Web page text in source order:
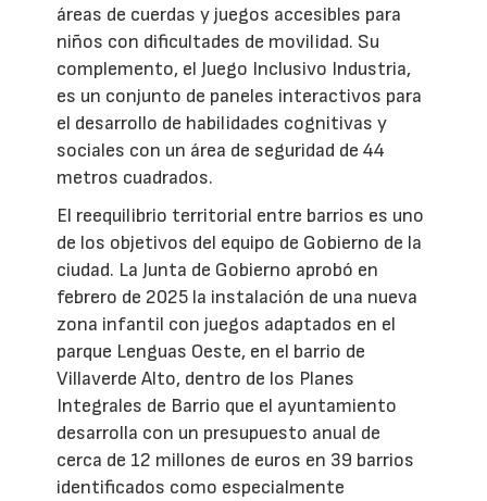
áreas de cuerdas y juegos accesibles para
niños con dificultades de movilidad. Su
complemento, el Juego Inclusivo Industria,
es un conjunto de paneles interactivos para
el desarrollo de habilidades cognitivas y
sociales con un área de seguridad de 44
metros cuadrados.
El reequilibrio territorial entre barrios es uno
de los objetivos del equipo de Gobierno de la
ciudad. La Junta de Gobierno aprobó en
febrero de 2025 la instalación de una nueva
zona infantil con juegos adaptados en el
parque Lenguas Oeste, en el barrio de
Villaverde Alto, dentro de los Planes
Integrales de Barrio que el ayuntamiento
desarrolla con un presupuesto anual de
cerca de 12 millones de euros en 39 barrios
identificados como especialmente